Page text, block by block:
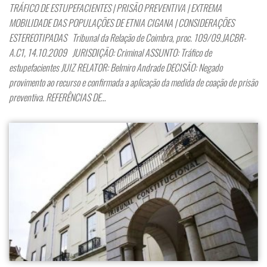
TRÁFICO DE ESTUPEFACIENTES | PRISÃO PREVENTIVA | EXTREMA
MOBILIDADE DAS POPULAÇÕES DE ETNIA CIGANA | CONSIDERAÇÕES
ESTEREOTIPADAS Tribunal da Relação de Coimbra, proc. 109/09.JACBR-
A.C1, 14.10.2009 JURISDIÇÃO: Criminal ASSUNTO: Tráfico de
estupefacientes JUIZ RELATOR: Belmiro Andrade DECISÃO: Negado
provimento ao recurso e confirmada a aplicação da medida de coação de prisão
preventiva. REFERÊNCIAS DE…